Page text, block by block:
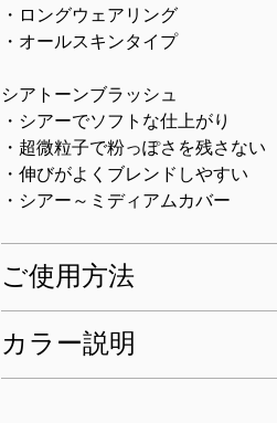
・ロングウェアリング
・オールスキンタイプ
シアトーンブラッシュ
・シアーでソフトな仕上がり
・超微粒子で粉っぽさを残さない
・伸びがよくブレンドしやすい
・シアー～ミディアムカバー
ご使用方法
カラー説明